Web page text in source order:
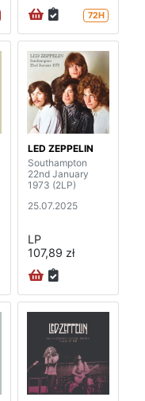
72H
LED ZEPPELIN
Southampton
22nd January
1973 (2LP)
25.07.2025
LP
107,89 zł